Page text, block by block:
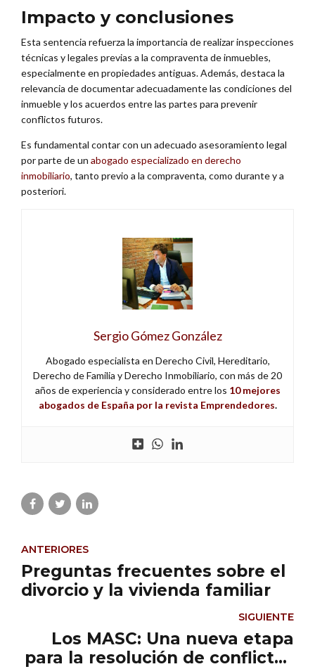
Impacto y conclusiones
Esta sentencia refuerza la importancia de realizar inspecciones
técnicas y legales previas a la compraventa de inmuebles,
especialmente en propiedades antiguas. Además, destaca la
relevancia de documentar adecuadamente las condiciones del
inmueble y los acuerdos entre las partes para prevenir
conflictos futuros.
Es fundamental contar con un adecuado asesoramiento legal
por parte de un abogado especializado en derecho
inmobiliario, tanto previo a la compraventa, como durante y a
posteriori.
Sergio Gómez González
Abogado especialista en Derecho Civil, Hereditario,
Derecho de Familia y Derecho Inmobiliario, con más de 20
años de experiencia y considerado entre los 10 mejores
abogados de España por la revista Emprendedores.
ANTERIORES
Preguntas frecuentes sobre el
divorcio y la vivienda familiar
SIGUIENTE
Los MASC: Una nueva etapa
para la resolución de conflictos